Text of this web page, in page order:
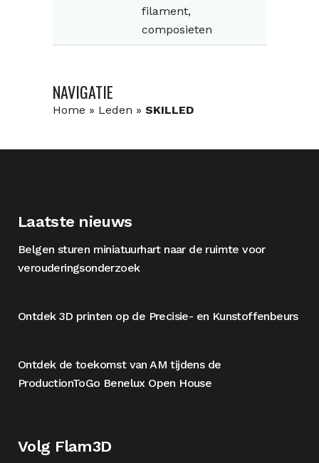
filament,
composieten
NAVIGATIE
Home » Leden » SKILLED
Laatste nieuws
Belgen sturen miniatuurhart naar de ruimte voor
verouderingsonderzoek
Ontdek 3D printen op de Precisie- en Kunstoffenbeurs
Ontdek de toekomst van AM tijdens de
ProductionToGo Benelux Open House
Volg Flam3D